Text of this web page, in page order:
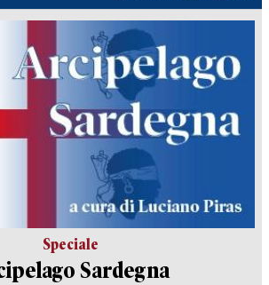
Speciale
Sardegna